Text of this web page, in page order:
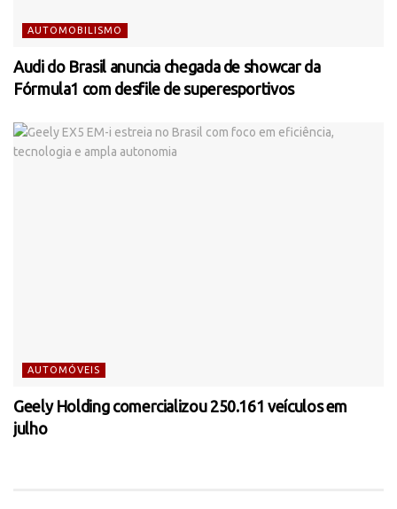
AUTOMOBILISMO
Audi do Brasil anuncia chegada de showcar da
Fórmula1 com desfile de superesportivos
AUTOMÓVEIS
Geely Holding comercializou 250.161 veículos em
julho